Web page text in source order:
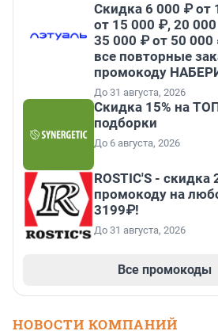
Скидка 6 000 ₽ от
от 15 000 ₽, 20
35 000 ₽ от 50
все повторные
промокоду
До 31 августа, 2026
Скидка 15% на
подборки
До 6 августа, 2026
ROSTIC'S - скидка
промокоду на
3199₽!
До 31 августа, 2026
Все промокоды
НОВОСТИ КОМПАНИЙ